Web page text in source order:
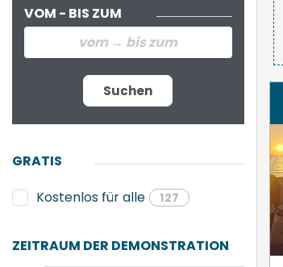
VOM - BIS ZUM
Suchen
GRATIS
Kostenlos für alle
127
ZEITRAUM DER DEMONSTRATION